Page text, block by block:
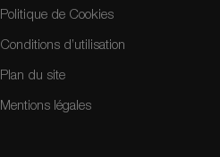
Politique de Cookies
Conditions d’utilisation
Plan du site
Mentions légales